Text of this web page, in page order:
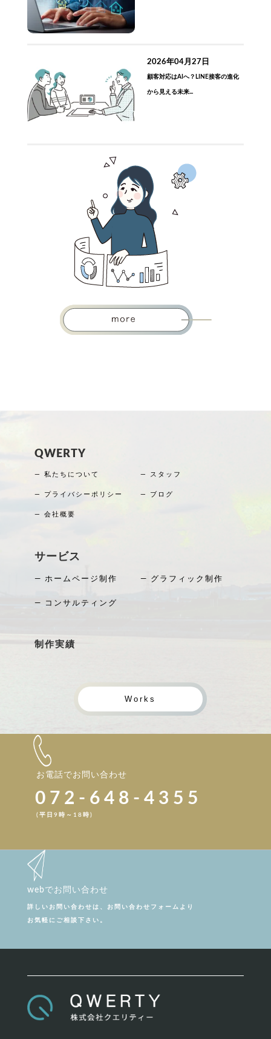
2026年04月27日
顧客対応はAIへ？LINE接客の進化
から見える未来...
QWERTY
― 私たちについて ― スタッフ
― プライバシーポリシー ― ブログ
― 会社概要
サービス
― ホームページ制作 ― グラフィック制作
― コンサルティング
制作実績
Works
お電話でお問い合わせ
072-648-4355
(平日9時～18時)
webでお問い合わせ
詳しいお問い合わせは、お問い合わせフォームより
お気軽にご相談下さい。